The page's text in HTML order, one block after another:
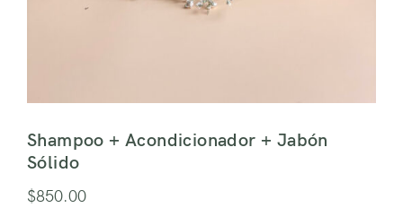
Shampoo + Acondicionador + Jabón
Sólido
$850.00